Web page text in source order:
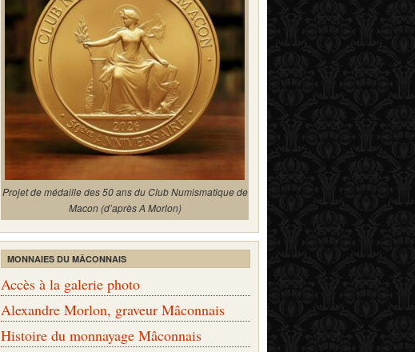
Projet de médaille des 50 ans du Club Numismatique de
Macon (d’après A Morlon)
MONNAIES DU MÂCONNAIS
Accès à la galerie photo
Alexandre Morlon, graveur Mâconnais
Histoire du monnayage Mâconnais